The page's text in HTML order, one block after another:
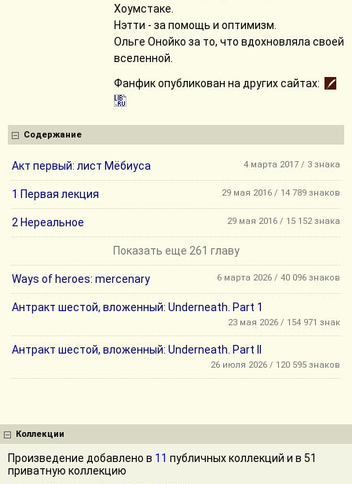
Хоумстаке.
Нэтти - за помощь и оптимизм.
Ольге Онойко за то, что вдохновляла своей
вселенной.
Фанфик опубликован на других сайтах:
Содержание
Акт первый: лист Мёбиуса 4 марта 2017 / 3 знака
1 Первая лекция 29 мая 2016 / 14 789 знаков
2 Нереальное 29 мая 2016 / 15 152 знака
Показать еще 261 главу
Ways of heroes: mercenary 6 марта 2026 / 40 096 знаков
Антракт шестой, вложенный: Underneath. Part 1
23 мая 2026 / 154 971 знак
Антракт шестой, вложенный: Underneath. Part II
26 июля 2026 / 120 595 знаков
Коллекции
Произведение добавлено в 11 публичных коллекций и в 51
приватную коллекцию